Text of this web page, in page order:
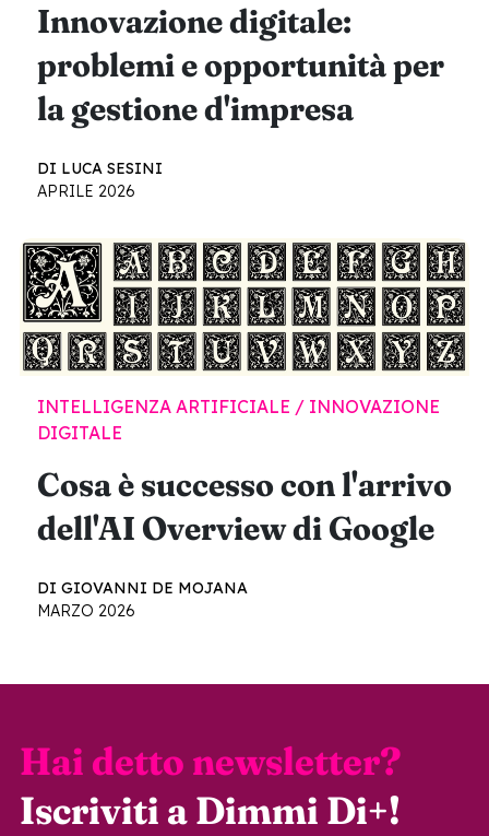
Innovazione digitale:
problemi e opportunità per
la gestione d'impresa
DI LUCA SESINI
APRILE 2026
INTELLIGENZA ARTIFICIALE / INNOVAZIONE
DIGITALE
Cosa è successo con l'arrivo
dell'AI Overview di Google
DI GIOVANNI DE MOJANA
MARZO 2026
Hai detto newsletter?
Iscriviti a Dimmi Di+!